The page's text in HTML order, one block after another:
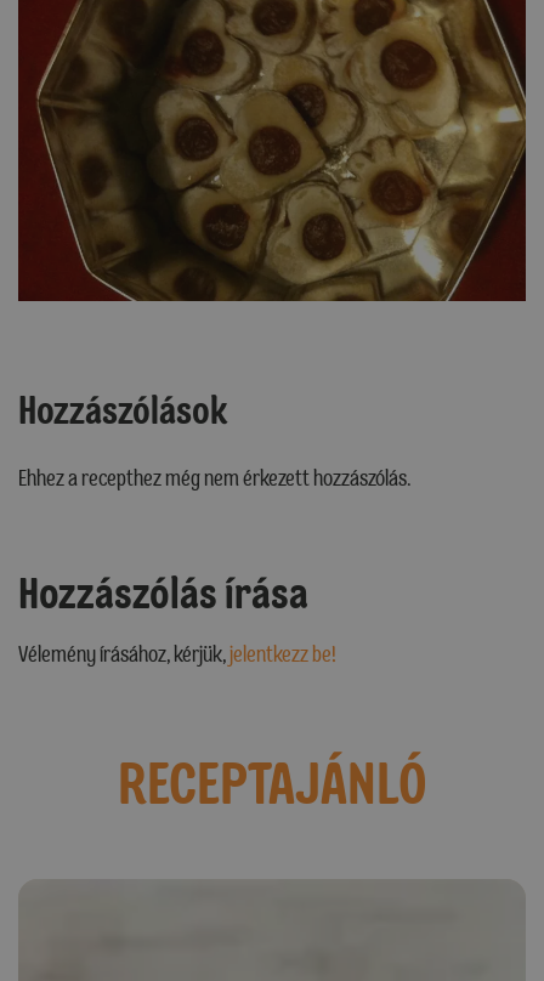
Hozzászólások
Ehhez a recepthez még nem érkezett hozzászólás.
Hozzászólás írása
Vélemény írásához, kérjük,jelentkezz be!
RECEPTAJÁNLÓ